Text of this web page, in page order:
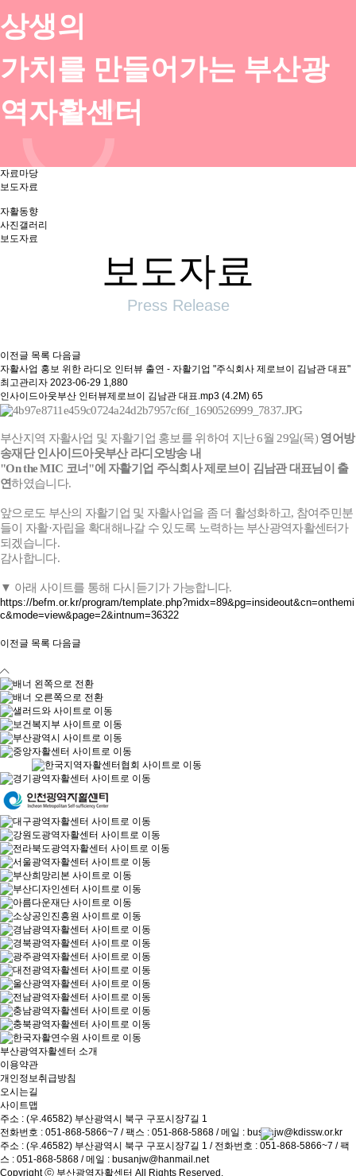
상생의
가치를 만들어가는 부산광
역자활센터
자료마당
보도자료
자활동향
사진갤러리
보도자료
보도자료
Press Release
이전글 목록 다음글
자활사업 홍보 위한 라디오 인터뷰 출연 - 자활기업 "주식회사 제로브이 김남관 대표"
최고관리자 2023-06-29 1,880
인사이드아웃부산 인터뷰제로브이 김남관 대표.mp3 (4.2M) 65
부산지역 자활사업 및 자활기업 홍보를 위하여 지난 6월 29일(목) 영어방
송재단 인사이드아웃부산 라디오방송 내
"On the MIC 코너"에 자활기업 주식회사 제로브이 김남관 대표님이 출
연하였습니다.
앞으로도 부산의 자활기업 및 자활사업을 좀 더 활성화하고, 참여주민분
들이 자활·자립을 확대해나갈 수 있도록 노력하는 부산광역자활센터가
되겠습니다.
감사합니다.
▼ 아래 사이트를 통해 다시듣기가 가능합니다.
https://befm.or.kr/program/template.php?midx=89&pg=insideout&cn=onthemi
c&mode=view&page=2&intnum=36322
이전글 목록 다음글
부산광역자활센터 소개
이용약관
개인정보취급방침
오시는길
사이트맵
주소 : (우.46582) 부산광역시 북구 구포시장7길 1
전화번호 : 051-868-5866~7 / 팩스 : 051-868-5868 / 메일 : busanjw@kdissw.or.kr
주소 : (우.46582) 부산광역시 북구 구포시장7길 1 / 전화번호 : 051-868-5866~7 / 팩
스 : 051-868-5868 / 메일 : busanjw@hanmail.net
Copyright ⓒ 부산광역자활센터 All Rights Reserved.